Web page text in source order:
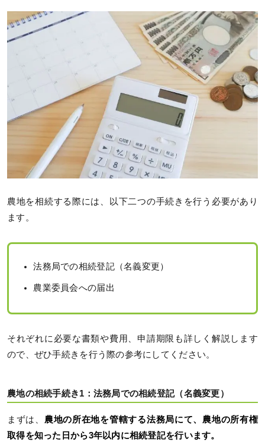
農地を相続する際には、以下二つの手続きを行う必要があり
ます。
法務局での相続登記（名義変更）
農業委員会への届出
それぞれに必要な書類や費用、申請期限も詳しく解説します
ので、ぜひ手続きを行う際の参考にしてください。
農地の相続手続き1：法務局での相続登記（名義変更）
まずは、 農地の所在地を管轄する法務局にて、農地の所有権
取得を知った日から3年以内に相続登記を行います。